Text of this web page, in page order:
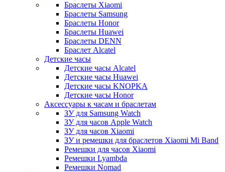
Браслеты Xiaomi
Браслеты Samsung
Браслеты Honor
Браслеты Huawei
Браслеты DENN
Браслет Alcatel
Детские часы
Детские часы Alcatel
Детские часы Huawei
Детские часы KNOPKA
Детские часы Honor
Аксессуары к часам и браслетам
ЗУ для Samsung Watch
ЗУ для часов Apple Watch
ЗУ для часов Xiaomi
ЗУ и ремешки для браслетов Xiaomi Mi Band
Ремешки для часов Xiaomi
Ремешки Lyambda
Ремешки Nomad